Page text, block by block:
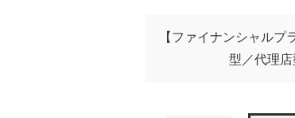
【ファイナンシャル
型／代理